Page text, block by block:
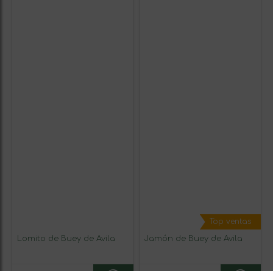
Lomito de Buey de Ávila
Top ventas
Jamón de Buey de Ávila